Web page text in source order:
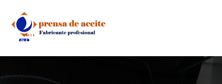
content